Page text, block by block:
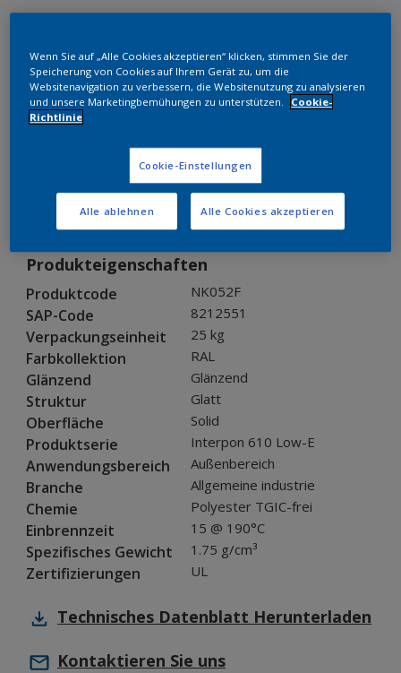
RAL 6005
NK052F
Muster bestellen
Bestellen Sie direkt im Webshop
Produkteigenschaften
Produktcode NK052F
SAP-Code 8212551
Verpackungseinheit 25 kg
Farbkollektion RAL
Glänzend Glänzend
Struktur Glatt
Oberfläche Solid
Produktserie Interpon 610 Low-E
Anwendungsbereich Außenbereich
Branche Allgemeine industrie
Chemie Polyester TGIC-frei
Einbrennzeit 15 @ 190°C
Spezifisches Gewicht 1.75 g/cm³
Zertifizierungen UL
Technisches Datenblatt Herunterladen
Kontaktieren Sie uns
Wenn Sie auf „Alle Cookies akzeptieren“ klicken, stimmen Sie der
Speicherung von Cookies auf Ihrem Gerät zu, um die
Websitenavigation zu verbessern, die Websitenutzung zu analysieren
und unsere Marketingbemühungen zu unterstützen.
Cookie-
Richtlinie
Cookie-Einstellungen
Alle ablehnen Alle Cookies akzeptieren